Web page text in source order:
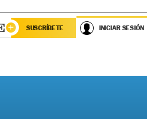
SUSCRÍBETE INICIAR SESIÓN